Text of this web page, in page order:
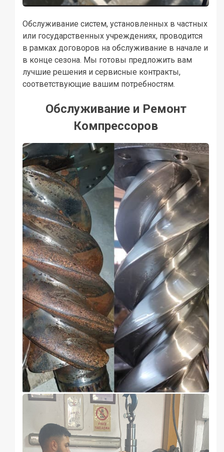
Обслуживание систем, установленных в частных
или государственных учреждениях, проводится
в рамках договоров на обслуживание в начале и
в конце сезона. Мы готовы предложить вам
лучшие решения и сервисные контракты,
соответствующие вашим потребностям.
Обслуживание и Ремонт
Компрессоров